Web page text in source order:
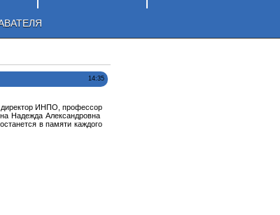
14:35
ИНПО, профессор
Надежда Александровна
в памяти каждого